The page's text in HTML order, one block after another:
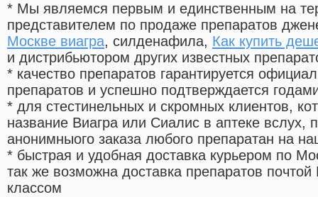
* Мы являемся первым и единственным на
представителем по продаже препаратов
Москве виагра, силденафила, Как купить
и дистрибьютором других известных
* качество препаратов гарантируется
препаратов и успешно подтверждается
* для стестинельных и скромных клиентов,
название Виагра или Сиалис в аптеке вслух,
анонимныого заказа любого препаратан на
* быстрая и удобная доставка курьером по
так же возможна доставка препаратов
классом